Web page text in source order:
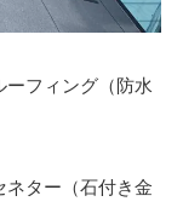
ーフィング（防水
ター（石付き金